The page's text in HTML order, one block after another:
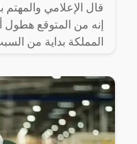
قال الإعلامي والمهتم
إنه من المتوقع
المملكة بداية من السبت وخلال